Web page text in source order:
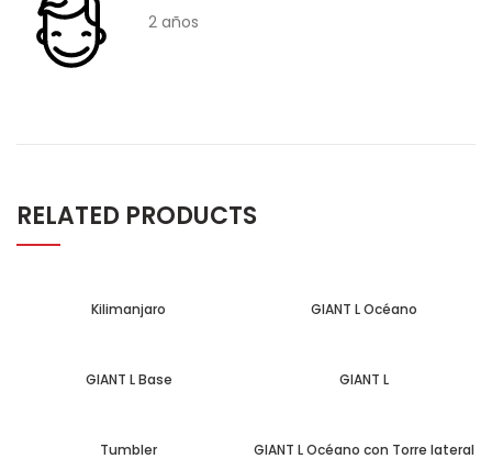
2 años
RELATED PRODUCTS
Kilimanjaro GIANT L Océano
GIANT L Base GIANT L
Tumbler GIANT L Océano con Torre lateral